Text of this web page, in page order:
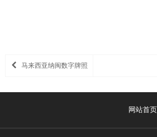
马来西亚纳闽数字牌照
网站首页